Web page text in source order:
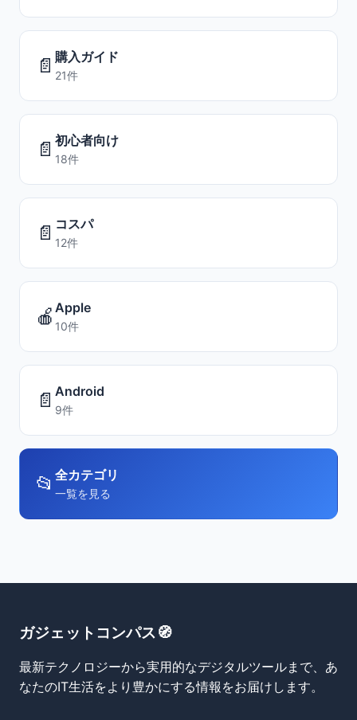
📄 購入ガイド
21件
📄 初心者向け
18件
📄 コスパ
12件
🍎 Apple
10件
📄 Android
9件
📂 全カテゴリ
一覧を見る
ガジェットコンパス🧭
最新テクノロジーから実用的なデジタルツールまで、あ
なたのIT生活をより豊かにする情報をお届けします。